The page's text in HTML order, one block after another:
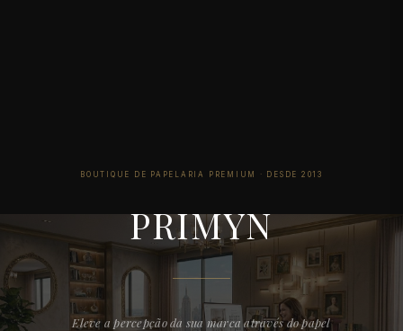
BOUTIQUE DE PAPELARIA PREMIUM · DESDE 2013
PRIMYN—
Eleve a percepção da sua marca através do papel